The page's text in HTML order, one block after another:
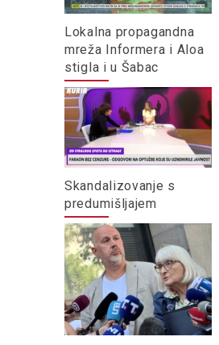
Lokalna propagandna
mreža Informera i Aloa
stigla i u Šabac
Skandalizovanje s
predumišljajem